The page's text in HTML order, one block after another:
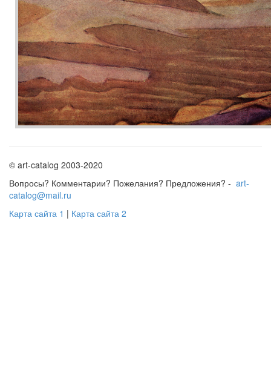
© art-catalog 2003-2020
Вопросы? Комментарии? Пожелания? Предложения? - art-
catalog@mail.ru
Карта сайта 1 | Карта сайта 2